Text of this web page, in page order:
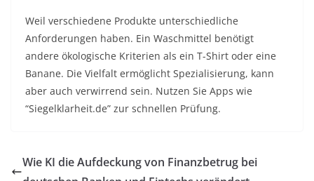
Weil verschiedene Produkte unterschiedliche
Anforderungen haben. Ein Waschmittel benötigt
andere ökologische Kriterien als ein T-Shirt oder eine
Banane. Die Vielfalt ermöglicht Spezialisierung, kann
aber auch verwirrend sein. Nutzen Sie Apps wie
“Siegelklarheit.de” zur schnellen Prüfung.
Wie KI die Aufdeckung von Finanzbetrug bei